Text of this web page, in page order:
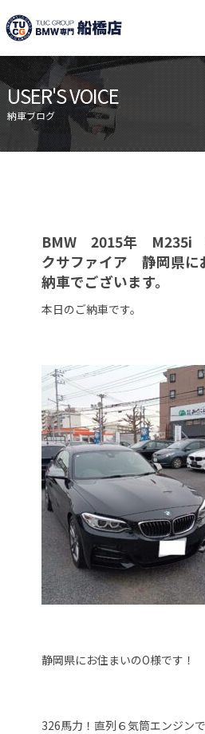
TUCグ
ニュース
目玉車両一覧
保証＆サービス
TUCとは？
納車blog
会社概要
USER'S VOICE
納車ブログ
BMW 2015年 M235i
クサファイア 静岡県に
納車でございます。
本日のご納車です。
静岡県にお住まいのO様です！
326馬力！直列６気筒エンジンで